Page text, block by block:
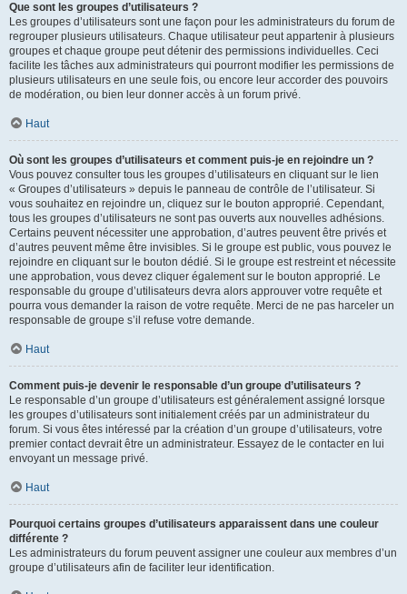
Que sont les groupes d’utilisateurs ?
Les groupes d’utilisateurs sont une façon pour les administrateurs du forum de
regrouper plusieurs utilisateurs. Chaque utilisateur peut appartenir à plusieurs
groupes et chaque groupe peut détenir des permissions individuelles. Ceci
facilite les tâches aux administrateurs qui pourront modifier les permissions de
plusieurs utilisateurs en une seule fois, ou encore leur accorder des pouvoirs
de modération, ou bien leur donner accès à un forum privé.
Haut
Où sont les groupes d’utilisateurs et comment puis-je en rejoindre un ?
Vous pouvez consulter tous les groupes d’utilisateurs en cliquant sur le lien
« Groupes d’utilisateurs » depuis le panneau de contrôle de l’utilisateur. Si
vous souhaitez en rejoindre un, cliquez sur le bouton approprié. Cependant,
tous les groupes d’utilisateurs ne sont pas ouverts aux nouvelles adhésions.
Certains peuvent nécessiter une approbation, d’autres peuvent être privés et
d’autres peuvent même être invisibles. Si le groupe est public, vous pouvez le
rejoindre en cliquant sur le bouton dédié. Si le groupe est restreint et nécessite
une approbation, vous devez cliquer également sur le bouton approprié. Le
responsable du groupe d’utilisateurs devra alors approuver votre requête et
pourra vous demander la raison de votre requête. Merci de ne pas harceler un
responsable de groupe s’il refuse votre demande.
Haut
Comment puis-je devenir le responsable d’un groupe d’utilisateurs ?
Le responsable d’un groupe d’utilisateurs est généralement assigné lorsque
les groupes d’utilisateurs sont initialement créés par un administrateur du
forum. Si vous êtes intéressé par la création d’un groupe d’utilisateurs, votre
premier contact devrait être un administrateur. Essayez de le contacter en lui
envoyant un message privé.
Haut
Pourquoi certains groupes d’utilisateurs apparaissent dans une couleur
différente ?
Les administrateurs du forum peuvent assigner une couleur aux membres d’un
groupe d’utilisateurs afin de faciliter leur identification.